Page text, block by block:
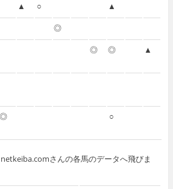
▲ ○
▲
◎
◎ ◎ ▲
◎ ○
netkeiba.comさんの各馬のデータへ飛びま